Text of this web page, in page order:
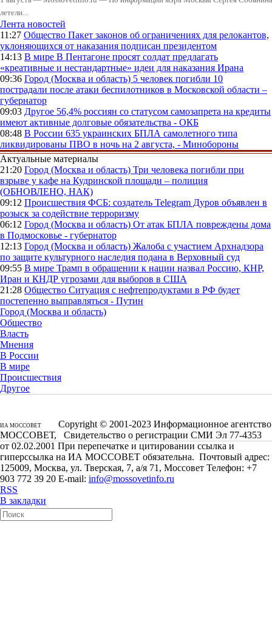
летели...
Лента новостей
11:27 Общество Пакет законов об ограничениях для релокантов,
уклоняющихся от наказания подписан президентом
14:13 В мире В Пентагоне просят солдат предлагать
«креативные и нестандартные» идеи для наказания Ирана
09:36 Город (Москва и область) 5 человек погибли 10
пострадали после атаки беспилотников в Московской области –
губернатор
09:03 Другое 56,4% россиян со статусом самозапрета на кредиты
имеют активные долговые обязательства - ОКБ
08:48 В России 635 украинских БПЛА самолетного типа
ликвидированы ПВО в ночь на 2 августа, - Минобороны
Актуальные материалы
21:20 Город (Москва и область) Три человека погибли при
взрыве у кафе на Кудринской площади – полиция
(ОБНОВЛЕНО, НАК)
09:12 Происшествия ФСБ: создатель Telegram Дуров объявлен в
розыск за содействие терроризму
06:12 Город (Москва и область) От атак БПЛА повреждены дома
в Подмосковье - губернатор
12:13 Город (Москва и область) Жалоба с участием Архнадзора
по защите культурного наследия подана в Верховный суд
09:55 В мире Трамп в обращении к нации назвал Россию, КНР,
Иран и КНДР угрозами для выборов в США
21:28 Общество Ситуация с нефтепродуктами в РФ будет
постепенно выправляться - Путин
Город (Москва и область)
Общество
Власть
Мнения
В России
В мире
Происшествия
Другое
ИА МОССОВЕТ
Copyright © 2001-2023 Информационное агентство
МОССОВЕТ, Свидетельство о регистрации СМИ Эл 77-4353
от 02.02.2001 При перепечатке и цитировании ссылка и
гиперссылка на ИА МОССОВЕТ обязательна. Почтовый адрес:
125009, Москва, ул. Тверская, 7, а/я 71, Моссовет Телефон: +7
903 772 39 20 E-mail: info@mossovetinfo.ru
RSS
В закладки